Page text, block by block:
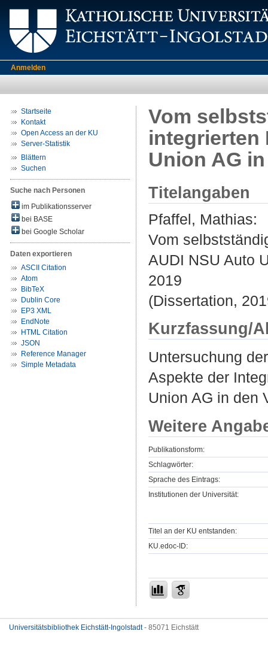
Anmelden
Startseite
Kontakt
Open Access an der KU
Server-Statistik
Blättern
Suchen
Suche nach Personen
im Publikationsserver
bei BASE
bei Google Scholar
Daten exportieren
ASCII Citation
Atom
BibTeX
Dublin Core
EP3 XML
EndNote
HTML Citation
JSON
Reference Manager
Simple Metadata
Vom
integrierten
Union AG
Titelangaben
Pfaffel, Mathias:
Vom
AUDI NSU Auto
2019
(Dissertation,
Kurzfassung/
Untersuchung
Aspekte der
Union AG in den
Weitere
Publikationsform:
Schlagwörter:
Sprache des Eintrags:
Institutionen der Universität:
Titel an der KU entstanden:
KU.edoc-ID:
Universitätsbibliothek Eichstätt-Ingolstadt- 85071 Eichstätt